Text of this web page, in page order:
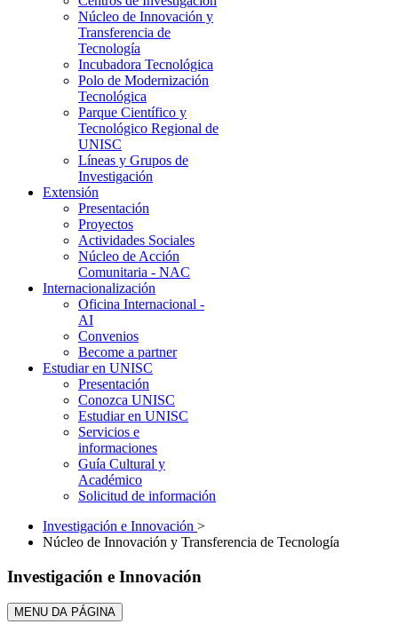
Núcleo de Innovación y
Transferencia de
Tecnología
Incubadora Tecnológica
Polo de Modernización
Tecnológica
Parque Científico y
Tecnológico Regional de
UNISC
Líneas y Grupos de
Investigación
Extensión
Presentación
Proyectos
Actividades Sociales
Núcleo de Acción
Comunitaria - NAC
Internacionalización
Oficina Internacional -
AI
Convenios
Become a partner
Estudiar en UNISC
Presentación
Conozca UNISC
Estudiar en UNISC
Servicios e
informaciones
Guía Cultural y
Académico
Solicitud de información
Investigación e Innovación >
Núcleo de Innovación y Transferencia de Tecnología
Investigación e Innovación
MENU DA PÁGINA